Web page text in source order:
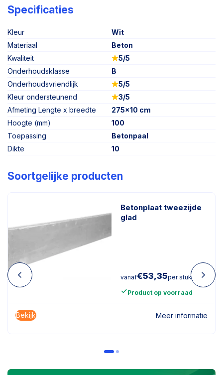
Specificaties
Kleur
Wit
Materiaal
Beton
Kwaliteit
5/5
Onderhoudsklasse
B
Onderhoudsvriendlijk
5/5
Kleur ondersteunend
3/5
Afmeting Lengte x breedte
275x10 cm
Hoogte (mm)
100
Toepassing
Betonpaal
Dikte
10
Soortgelijke producten
Betonplaat tweezijde
glad
vanaf€53,35per stuk
Product op voorraad
Bekijk Meer informatie